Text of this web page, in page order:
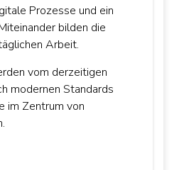
Prozesse und ein
bilden die
Arbeit.
vom derzeitigen
modernen Standards
im Zentrum von